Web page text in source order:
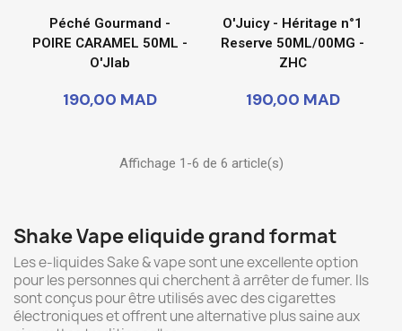
Péché Gourmand -
POIRE CARAMEL 50ML -
O'Jlab
190,00 MAD
O'Juicy - Héritage n°1
Reserve 50ML/00MG -
ZHC
190,00 MAD
Affichage 1-6 de 6 article(s)
Shake Vape eliquide grand format
Les e-liquides Sake & vape sont une excellente option
pour les personnes qui cherchent à arrêter de fumer. Ils
sont conçus pour être utilisés avec des cigarettes
électroniques et offrent une alternative plus saine aux